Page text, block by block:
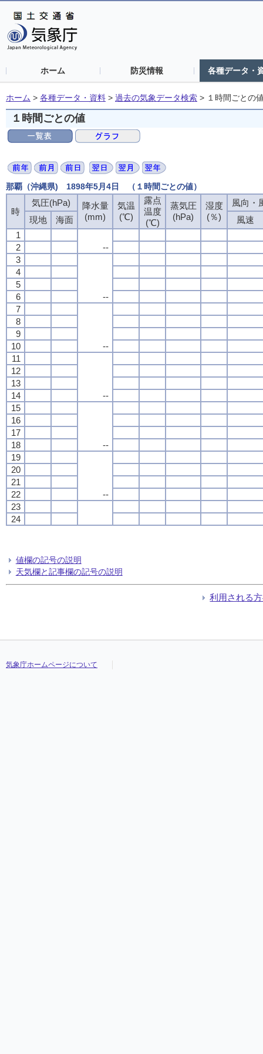
ホーム 防災情報 各種データ・
ホーム > 各種データ・資料 > 過去の気象データ検索 > １時間ごとの
１時間ごとの値
那覇（沖縄県) 1898年5月4日 （１時間ごとの値）
時
気圧(hPa)
降水量
(mm)
気温
(℃)
露点
温度
(℃)
蒸気圧
(hPa)
湿度
(％)
風向・
現地
海面
風速
1
--
2
3
--
4
5
6
7
--
8
9
10
11
--
12
13
14
15
--
16
17
18
19
--
20
21
22
23
24
値欄の記号の説明
天気欄と記事欄の記号の説明
利用される
気象庁ホームページについて